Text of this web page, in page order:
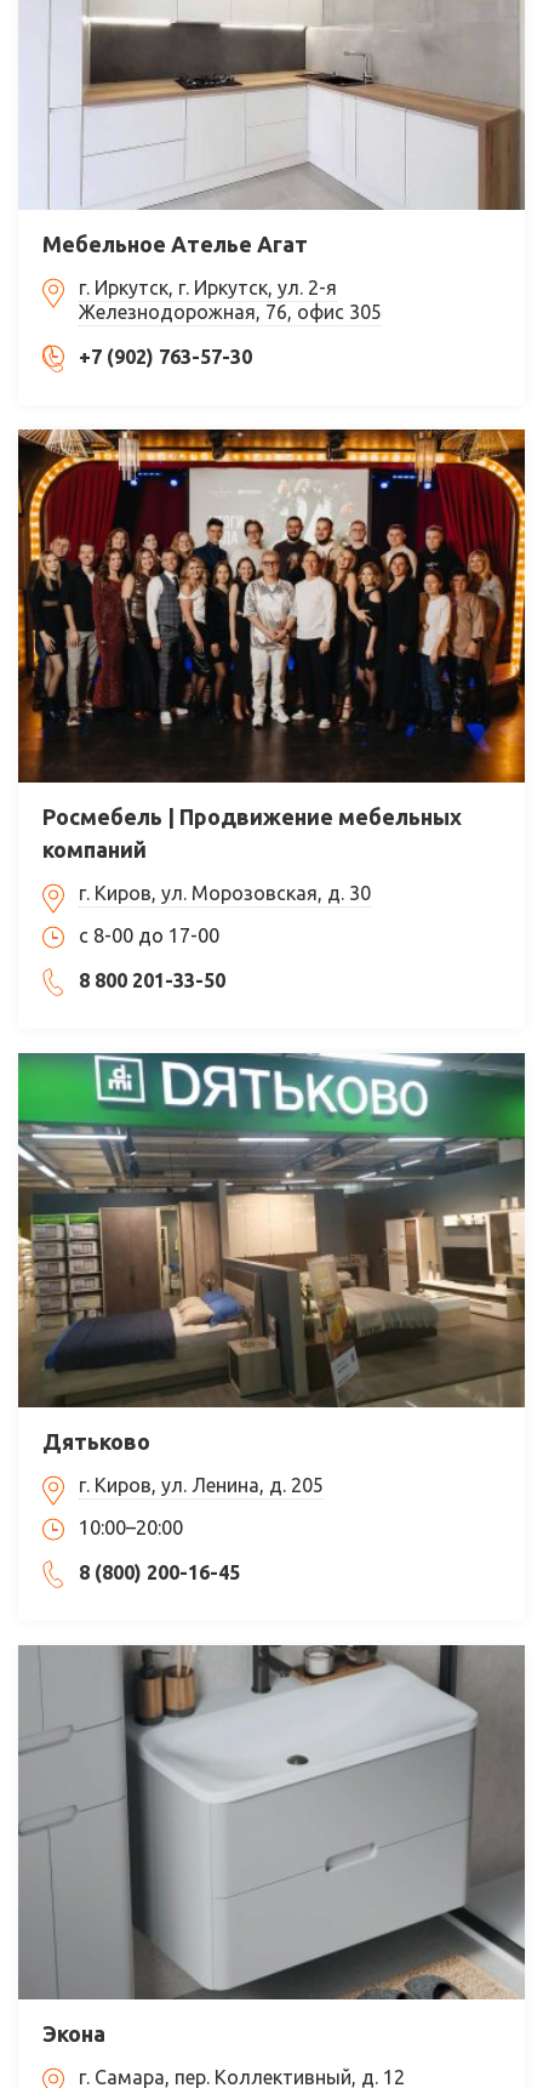
Мебельное Ателье Агат
г. Иркутск, г. Иркутск, ул. 2-я
Железнодорожная, 76, офис 305
+7 (902) 763-57-30
Росмебель | Продвижение мебельных
компаний
г. Киров, ул. Морозовская, д. 30
с 8-00 до 17-00
8 800 201-33-50
Дятьково
г. Киров, ул. Ленина, д. 205
10:00–20:00
8 (800) 200-16-45
Экона
г. Самара, пер. Коллективный, д. 12